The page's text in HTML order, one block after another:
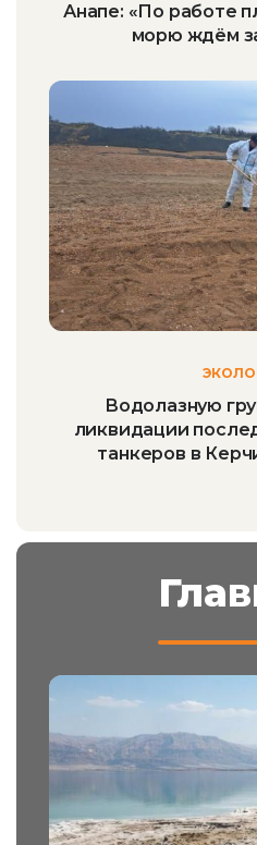
Анапе: «По работе
морю ждём
Водолазную
ликвидации
танкеров в